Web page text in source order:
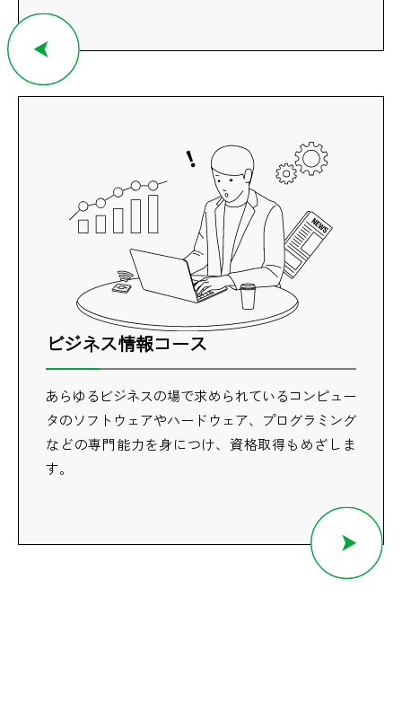
ビジネス情報コース
あらゆるビジネスの場で求められているコンピュー
タのソフトウェアやハードウェア、プログラミング
などの専門能力を身につけ、資格取得もめざしま
す。